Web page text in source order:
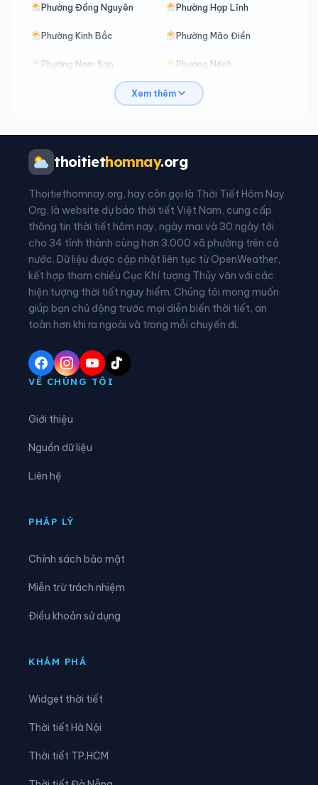
Phường Đồng Nguyên Phường Hạp Lĩnh
Phường Kinh Bắc Phường Mão Điền
Phường Nam Sơn Phường Nếnh
Phường Nhân Hòa Phường Ninh Xá
Phường Phượng Sơn
Phường Song Liễu
Phường Tân An Phường Tân Tiến
Phường Thuận Thành Phường Tiền Phong
Phường Trạm Lộ Phường Trí Quả
Phường Tự Lạn Phường Từ Sơn
Phường Vân Hà Phường Việt Yên
Phường Võ Cường
Phường Yên Dũng
Xã Đại Lai
Xã Hoàng Vân
Xem thêm
thoitiethomnay.org
Thoitiethomnay.org, hay còn gọi là Thời Tiết Hôm Nay
Org, là website dự báo thời tiết Việt Nam, cung cấp
thông tin thời tiết hôm nay, ngày mai và 30 ngày tới
cho 34 tỉnh thành cùng hơn 3.000 xã phường trên cả
nước. Dữ liệu được cập nhật liên tục từ OpenWeather,
kết hợp tham chiếu Cục Khí tượng Thủy văn với các
hiện tượng thời tiết nguy hiểm. Chúng tôi mong muốn
giúp bạn chủ động trước mọi diễn biến thời tiết, an
toàn hơn khi ra ngoài và trong mỗi chuyến đi.
VỀ CHÚNG TÔI
Giới thiệu
Nguồn dữ liệu
Liên hệ
PHÁP LÝ
Chính sách bảo mật
Miễn trừ trách nhiệm
Điều khoản sử dụng
KHÁM PHÁ
Widget thời tiết
Thời tiết Hà Nội
Thời tiết TP.HCM